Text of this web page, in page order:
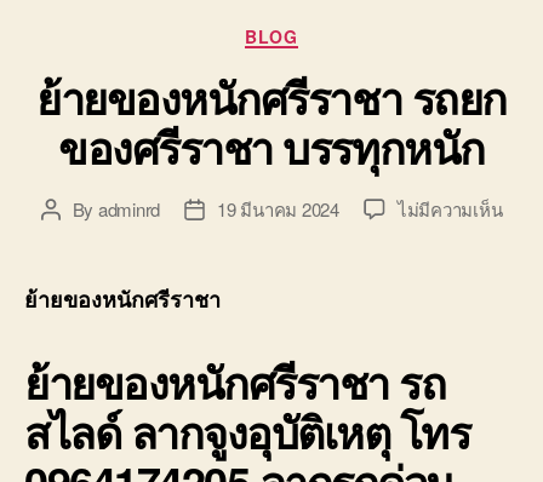
0640711613,
Categories
BLOG
ย้ายของหนักศรีราชา รถยก
ของศรีราชา บรรทุกหนัก
PostBy adminrd
Post19 มีนาคม 2024 ไม่มีความเห็นบน
ย้ายของหนักศรีราชา
ย้ายของหนักศรีราชารถ
สไลด์ ลากจูงอุบัติเหตุ โทร